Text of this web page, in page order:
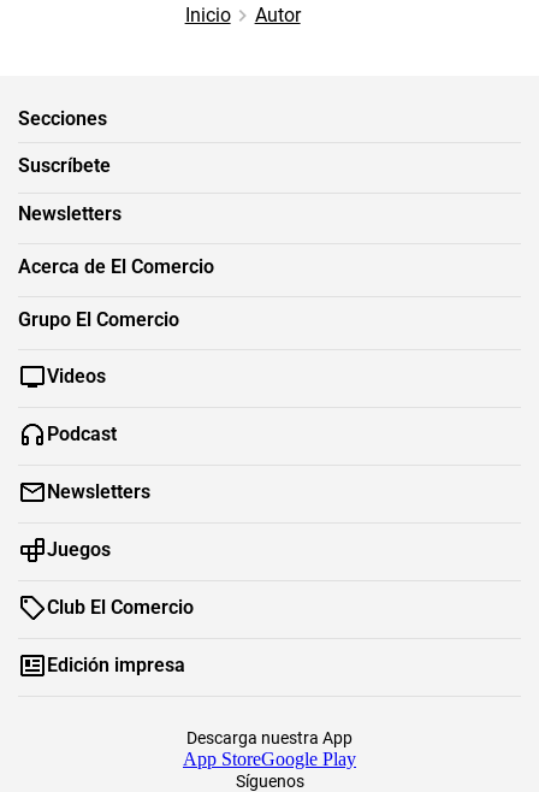
Inicio Autor
Secciones
Suscríbete
Newsletters
Acerca de El Comercio
Grupo El Comercio
Videos
Podcast
Newsletters
Juegos
Club El Comercio
Edición impresa
Síguenos
Descarga nuestra App
App StoreGoogle Play